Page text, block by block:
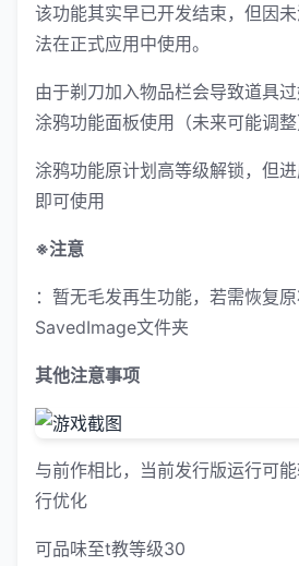
该功能其实早已开发结束，但因
法在正式应用中使用。
由于剃刀加入物品栏会导致道具
涂鸦功能面板使用（未来可能调整
涂鸦功能原计划高等级解锁，但
即可使用
※注意
：暂无毛发再生功能，若需恢复
SavedImage文件夹
其他注意事项
与前作相比，当前发行版运行可
行优化
可品味至t教等级30